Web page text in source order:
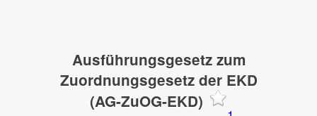
Ausführungsgesetz zum
Zuordnungsgesetz der EKD
(AG-ZuOG-EKD)